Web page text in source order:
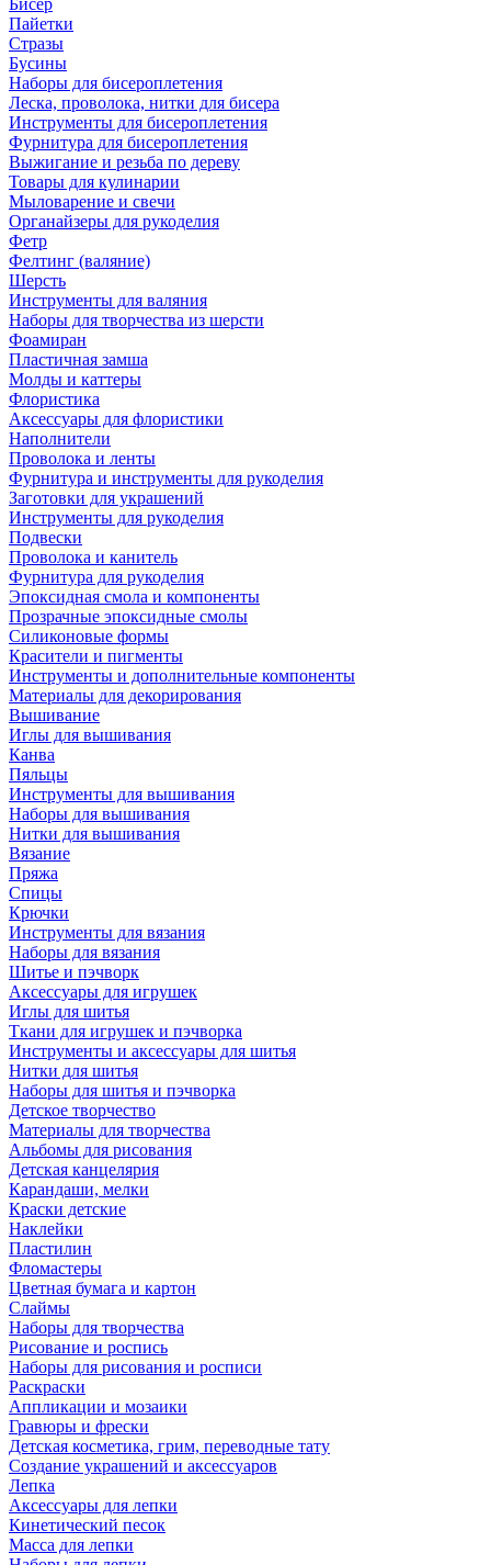
Бисер
Пайетки
Стразы
Бусины
Наборы для бисероплетения
Леска, проволока, нитки для бисера
Инструменты для бисероплетения
Фурнитура для бисероплетения
Выжигание и резьба по дереву
Товары для кулинарии
Мыловарение и свечи
Органайзеры для рукоделия
Фетр
Фелтинг (валяние)
Шерсть
Инструменты для валяния
Наборы для творчества из шерсти
Фоамиран
Пластичная замша
Молды и каттеры
Флористика
Аксессуары для флористики
Наполнители
Проволока и ленты
Фурнитура и инструменты для рукоделия
Заготовки для украшений
Инструменты для рукоделия
Подвески
Проволока и канитель
Фурнитура для рукоделия
Эпоксидная смола и компоненты
Прозрачные эпоксидные смолы
Силиконовые формы
Красители и пигменты
Инструменты и дополнительные компоненты
Материалы для декорирования
Вышивание
Иглы для вышивания
Канва
Пяльцы
Инструменты для вышивания
Наборы для вышивания
Нитки для вышивания
Вязание
Пряжа
Спицы
Крючки
Инструменты для вязания
Наборы для вязания
Шитье и пэчворк
Аксессуары для игрушек
Иглы для шитья
Ткани для игрушек и пэчворка
Инструменты и аксессуары для шитья
Нитки для шитья
Наборы для шитья и пэчворка
Детское творчество
Материалы для творчества
Альбомы для рисования
Детская канцелярия
Карандаши, мелки
Краски детские
Наклейки
Пластилин
Фломастеры
Цветная бумага и картон
Слаймы
Наборы для творчества
Рисование и роспись
Наборы для рисования и росписи
Раскраски
Аппликации и мозаики
Гравюры и фрески
Детская косметика, грим, переводные тату
Создание украшений и аксессуаров
Лепка
Аксессуары для лепки
Кинетический песок
Масса для лепки